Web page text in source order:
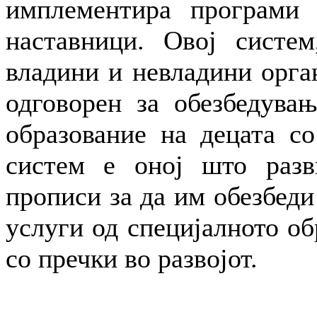
имплементира
наставници. Овој
владини и невладини
одговорен за
образование на децата
систем е оној што
прописи за да им
услуги од специјалното
со пречки во развојот.